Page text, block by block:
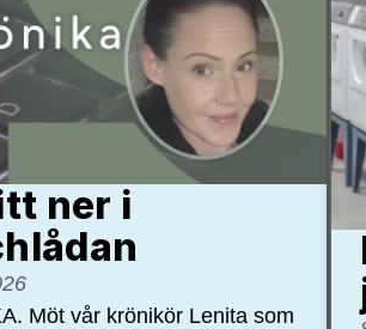
ner i
Möt vår krönikör Lenita som